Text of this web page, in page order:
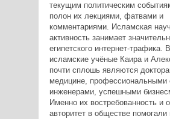
текущим политическим
полон их лекциями, фатвами и
комментариями. Исламская
активность занимает
египетского интернет-­трафика.
исламские учёные Каира и
почти сплошь являются
медицине, профессиональными
инженерами, успешными
Именно их востребованность и
авторитет в обществе помогали